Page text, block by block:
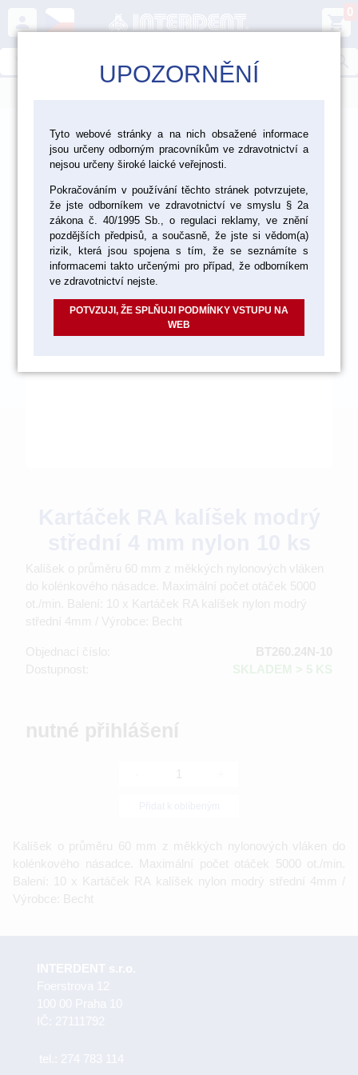
person shopping_cart
0
> Ordinace > Profylaxe >
Profylaktické rotační nástroje
Kalíšek o průměru 60 mm z měkkých nylonových vláken
do kolénkového násadce. Maximální počet otáček 5000
ot./min. Balení: 10 x Kartáček RA kalíšek nylon modrý
střední 4mm / Výrobce: Becht
Objednací číslo:
BT260.24N-10
Dostupnost:
SKLADEM > 5 KS
nutné přihlášení
Kalíšek o průměru 60 mm z měkkých nylonových vláken do
kolénkového násadce. Maximální počet otáček 5000 ot./min.
Balení: 10 x Kartáček RA kalíšek nylon modrý střední 4mm /
Výrobce: Becht
UPOZORNĚNÍ
Tyto webové stránky a na nich obsažené informace
jsou určeny odborným pracovníkům ve zdravotnictví a
nejsou určeny široké laické veřejnosti.
Pokračováním v používání těchto stránek potvrzujete,
že jste odborníkem ve zdravotnictví ve smyslu § 2a
zákona č. 40/1995 Sb., o regulaci reklamy, ve znění
pozdějších předpisů, a současně, že jste si vědom(a)
rizik, která jsou spojena s tím, že se seznámíte s
informacemi takto určenými pro případ, že odborníkem
ve zdravotnictví nejste.
POTVZUJI, ŽE SPLŇUJI PODMÍNKY VSTUPU NA
WEB